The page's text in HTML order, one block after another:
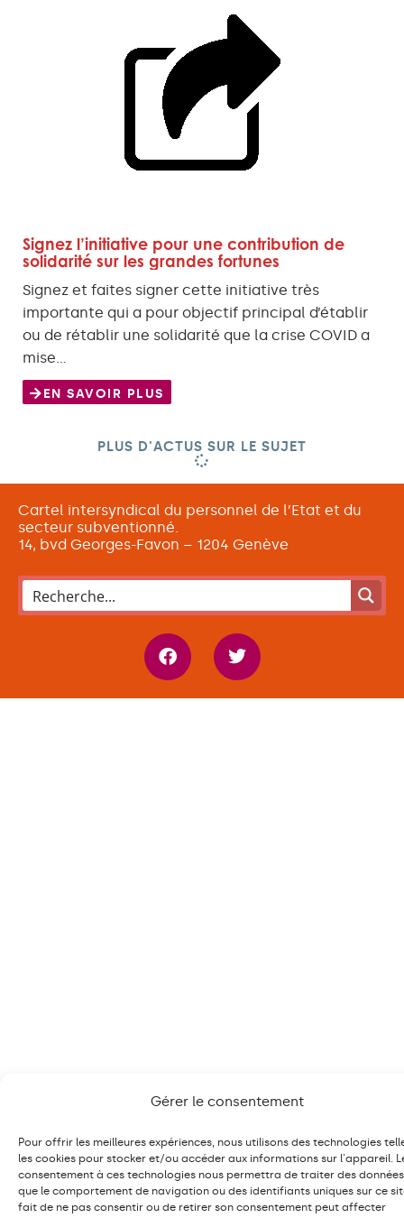
Gérer le consentement
Pour offrir les meilleures expériences, nous utilisons des technologies
les cookies pour stocker et/ou accéder aux informations sur l'appareil.
consentement à ces technologies nous permettra de traiter des
que le comportement de navigation ou des identifiants uniques sur ce
fait de ne pas consentir ou de retirer son consentement peut affecter
Signez l’initiative pour une contribution de
solidarité sur les grandes fortunes
Signez et faites signer cette initiative très
importante qui a pour objectif principal d’établir
ou de rétablir une solidarité que la crise COVID a
mise…
EN SAVOIR PLUS
PLUS D'ACTUS SUR LE SUJET
Cartel intersyndical du personnel de l’Etat et du
secteur subventionné.
14, bvd Georges-Favon – 1204 Genève